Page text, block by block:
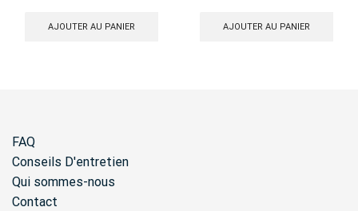
initial
actuel
AJOUTER AU PANIER AJOUTER AU PANIER
FAQ
Conseils D'entretien
Qui sommes-nous
Contact